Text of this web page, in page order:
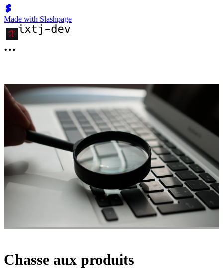
Made with Slashpage
Chasse aux produits